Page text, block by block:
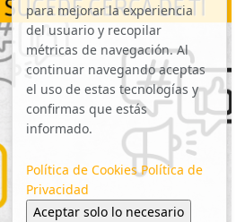
para mejorar la experiencia
del usuario y recopilar
métricas de navegación. Al
continuar navegando aceptas
el uso de estas tecnologías y
confirmas que estás
informado.
Política de Cookies Política de
Privacidad
Aceptar solo lo necesario